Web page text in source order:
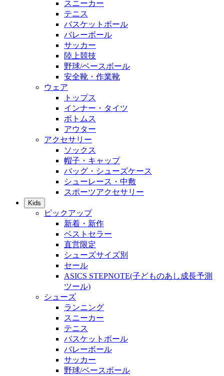
スニーカー
テニス
バスケットボール
バレーボール
サッカー
陸上競技
野球/ベースボール
安全靴・作業靴
ウェア
トップス
インナー・タイツ
ボトムス
アウター
アクセサリー
ソックス
帽子・キャップ
バッグ・シューズケース
シューレース・中敷
スポーツアクセサリー
Kids
ピックアップ
新着・新作
ベストセラー
直営限定
シューズサイズ別
セール
ASICS STEPNOTE(子どものあし成長予測
ツール)
シューズ
ランニング
スニーカー
テニス
バスケットボール
バレーボール
サッカー
野球/ベースボール